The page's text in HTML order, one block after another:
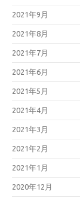
2021年9月
2021年8月
2021年7月
2021年6月
2021年5月
2021年4月
2021年3月
2021年2月
2021年1月
2020年12月